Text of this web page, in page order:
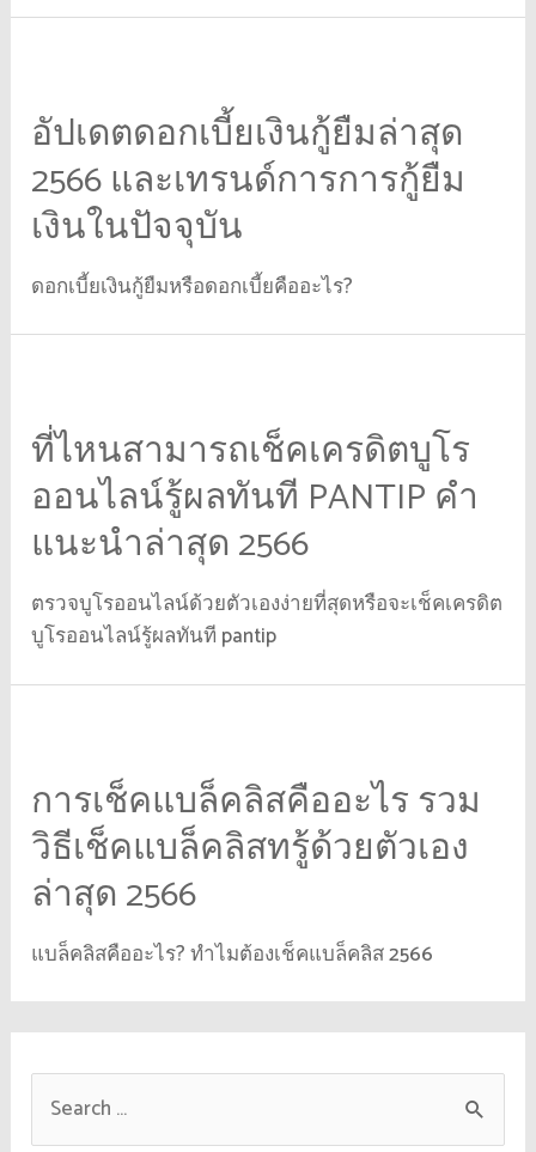
อัปเดตดอกเบี้ยเงินกู้ยืมล่าสุด
2566 และเทรนด์การการกู้ยืม
เงินในปัจจุบัน
ดอกเบี้ยเงินกู้ยืมหรือดอกเบี้ยคืออะไร?
ที่ไหนสามารถเช็คเครดิตบูโร
ออนไลน์รู้ผลทันที PANTIP คำ
แนะนำล่าสุด 2566
ตรวจบูโรออนไลน์ด้วยตัวเองง่ายที่สุดหรือจะเช็คเครดิต
บูโรออนไลน์รู้ผลทันที pantip
การเช็คแบล็คลิสคืออะไร รวม
วิธีเช็คแบล็คลิสทรู้ด้วยตัวเอง
ล่าสุด 2566
แบล็คลิสคืออะไร? ทำไมต้องเช็คแบล็คลิส 2566